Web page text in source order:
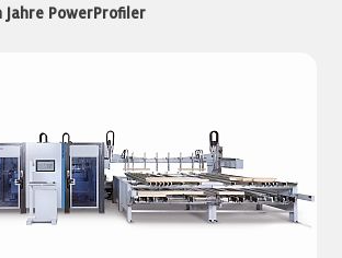
Jahre PowerProfiler